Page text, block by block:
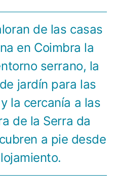
de las casas
en Coimbra la
serrano, la
jardín para las
la cercanía a las
de la Serra da
a pie desde